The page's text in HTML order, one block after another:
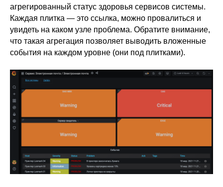
агрегированный статус здоровья сервисов системы.
Каждая плитка — это ссылка, можно провалиться и
увидеть на каком узле проблема. Обратите внимание,
что такая агрегация позволяет выводить вложенные
события на каждом уровне (они под плитками).